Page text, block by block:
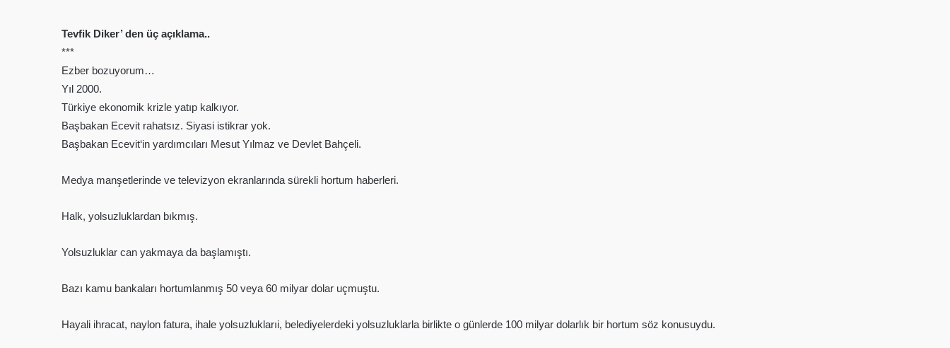
Tevfik Diker’ den üç açıklama..
***
Ezber bozuyorum…
Yıl 2000.
Türkiye ekonomik krizle yatıp kalkıyor.
Başbakan Ecevit rahatsız. Siyasi istikrar yok.
Başbakan Ecevit‘in yardımcıları Mesut Yılmaz ve Devlet Bahçeli.
Medya manşetlerinde ve televizyon ekranlarında sürekli hortum haberleri.
Halk, yolsuzluklardan bıkmış.
Yolsuzluklar can yakmaya da başlamıştı.
Bazı kamu bankaları hortumlanmış 50 veya 60 milyar dolar uçmuştu.
Hayali ihracat, naylon fatura, ihale yolsuzluklarıi, belediyelerdeki yolsuzluklarla birlikte o günlerde 100 milyar dolarlık bir hortum söz konusuydu.